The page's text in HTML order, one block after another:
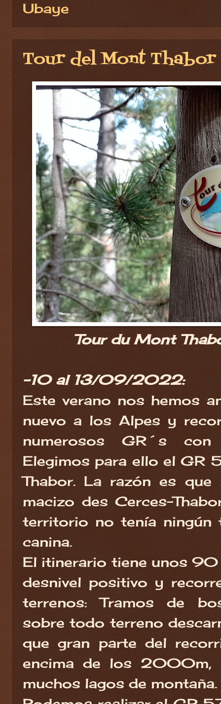
Ubaye
Tour del Mont Thabor
Tour du Mont
-10 al 13/09/2022:
Este verano nos hemos
nuevo a los Alpes y
numerosos GR´s con
Elegimos para ello el GR
Thabor. La razón es
macizo des Cerces-
territorio no tenía ningún
canina.
El itinerario tiene unos
desnivel positivo y
terrenos: Tramos de
sobre todo terreno
que gran parte del
encima de los 2000m,
muchos lagos de montaña.